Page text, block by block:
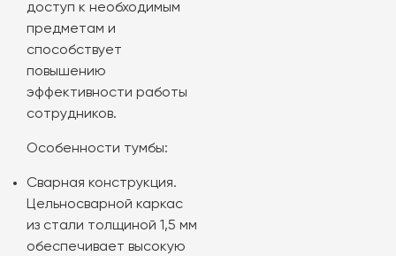
доступ к необходимым
предметам и
способствует
повышению
эффективности работы
сотрудников.
Особенности тумбы:
Сварная конструкция.
Цельносварной каркас
из стали толщиной 1,5 мм
обеспечивает высокую